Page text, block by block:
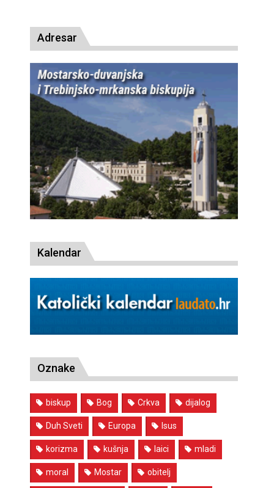
Adresar
Kalendar
Oznake
biskup Bog Crkva dijalog
Duh Sveti Europa Isus
korizma kušnja laici mladi
moral Mostar obitelj